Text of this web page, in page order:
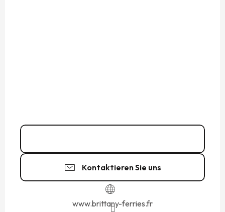
Kontaktieren Sie uns
www.brittany-ferries.fr